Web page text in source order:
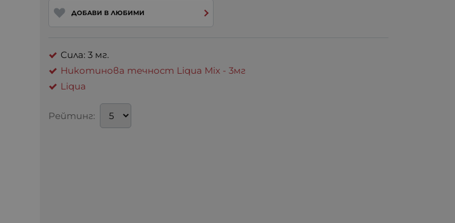
ДОБАВИ В ЛЮБИМИ
Сила: 3 мг.
Никотинова течност Liqua Mix - 3мг
Liqua
Рейтинг: